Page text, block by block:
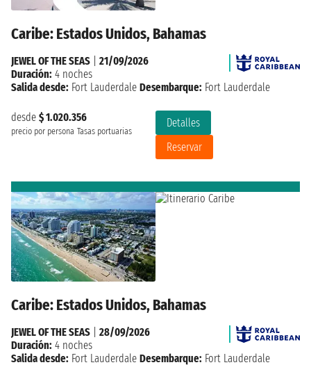
Caribe: Estados Unidos, Bahamas
desde $ 1.020.356
precio por persona Tasas portuarias
Detalles
Reservar
JEWEL OF THE SEAS
21/09/2026
Duración: 4 noches
Salida desde: Fort Lauderdale Desembarque: Fort Lauderdale
Caribe: Estados Unidos, Bahamas
JEWEL OF THE SEAS
28/09/2026
Duración: 4 noches
Salida desde: Fort Lauderdale Desembarque: Fort Lauderdale